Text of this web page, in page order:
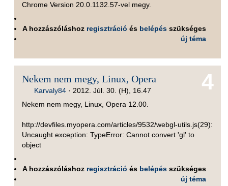
Chrome Version 20.0.1132.57-vel megy.
A hozzászóláshoz regisztráció és belépés szükséges
új téma
4
Nekem nem megy, Linux, Opera
Karvaly84· 2012. Júl. 30. (H), 16.47
Nekem nem megy, Linux, Opera 12.00.
http://devfiles.myopera.com/articles/9532/webgl-utils.js(29):
Uncaught exception: TypeError: Cannot convert 'gl' to
object
A hozzászóláshoz regisztráció és belépés szükséges
új téma